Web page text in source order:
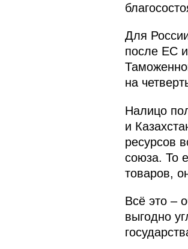
Для
после ЕС
на
Налицо
и
ресурсов
союза. То
товаров,
Всё это –
выгодно